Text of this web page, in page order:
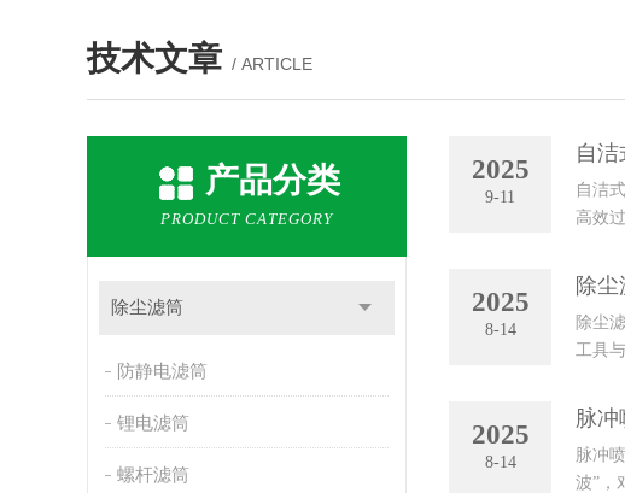
技术文章 / ARTICLE
产品分类
PRODUCT CATEGORY
除尘滤筒
防静电滤筒
锂电滤筒
螺杆滤筒
2025
9-11
自
自洁
高效
2025
8-14
除
除尘
工具
2025
8-14
脉冲
脉冲
波”，